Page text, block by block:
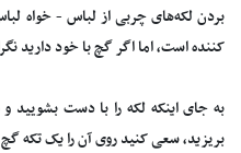
بردن لکه‌های چربی از لباس - خواه
کننده است، اما اگر گچ با خود دارید
به جای اینکه لکه را با دست